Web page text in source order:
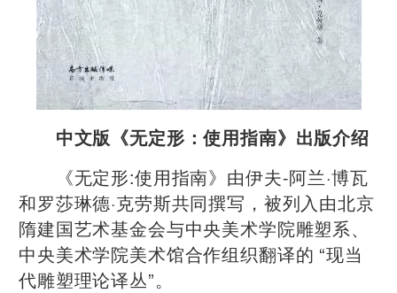
中文版《无定形：使用指南》出版介绍
《无定形:使用指南》由伊夫-阿兰·博瓦
和罗莎琳德·克劳斯共同撰写，被列入由北京
隋建国艺术基金会与中央美术学院雕塑系、
中央美术学院美术馆合作组织翻译的 “现当
代雕塑理论译丛”。